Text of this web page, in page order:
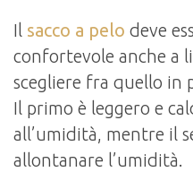
Il sacco a pelo deve
confortevole anche a
scegliere fra quello in
Il primo è leggero e
all’umidità, mentre il
allontanare l’umidità.